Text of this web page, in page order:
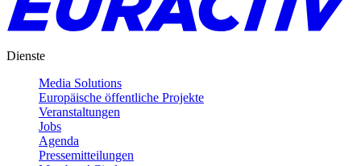
Dienste
Media Solutions
Europäische öffentliche Projekte
Veranstaltungen
Jobs
Agenda
Pressemitteilungen